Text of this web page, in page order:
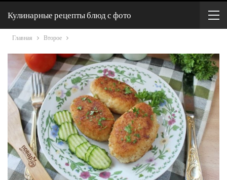
Кулинарные рецепты блюд с фото
Главная Второе